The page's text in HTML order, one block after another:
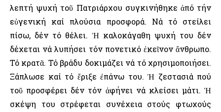
λεπτή ψυχή τοῦ Πατριάρχου συγκινήθηκε ἀπό τήν
εὐγενική καί πλούσια προσφορά. Νά τό στείλει
πίσω, δέν τό θέλει. Ἡ καλοκάγαθη ψυχή του δέν
δέχεται νά λυπήσει τόν πονετικό ἐκεῖνον ἄνθρωπο.
Τό κρατᾶ. Τό βράδυ δοκιμάζει νά τό χρησιμοποιήσει.
Ξάπλωσε καί τό ἔριξε ἐπάνω του. Ἡ ζεστασιά πού
τοῦ προσφέρει δέν τόν ἀφήνει νά κλείσει μάτι. Ἡ
σκέψη του στρέφεται συνέχεια στούς φτωχούς